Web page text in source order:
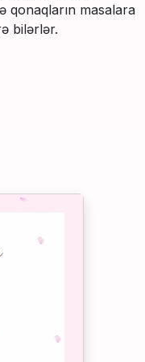
qonaqların masalara
bilərlər.